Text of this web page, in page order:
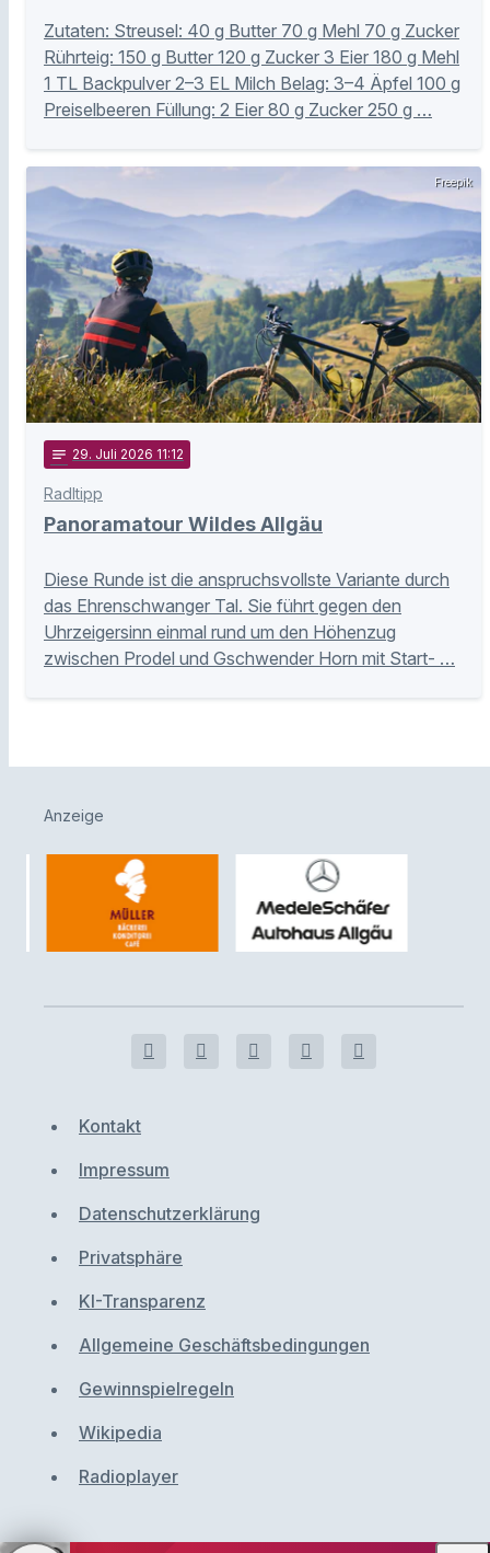
Zutaten: Streusel: 40 g Butter 70 g Mehl 70 g Zucker
Rührteig: 150 g Butter 120 g Zucker 3 Eier 180 g Mehl
1 TL Backpulver 2–3 EL Milch Belag: 3–4 Äpfel 100 g
Preiselbeeren Füllung: 2 Eier 80 g Zucker 250 g …
Freepik
notes 29. Juli 2026 11:12
Radltipp
Panoramatour Wildes Allgäu
Diese Runde ist die anspruchsvollste Variante durch
das Ehrenschwanger Tal. Sie führt gegen den
Uhrzeigersinn einmal rund um den Höhenzug
zwischen Prodel und Gschwender Horn mit Start- …
Anzeige
Kontakt
Impressum
Datenschutzerklärung
Privatsphäre
KI-Transparenz
Allgemeine Geschäftsbedingungen
Gewinnspielregeln
Wikipedia
Radioplayer